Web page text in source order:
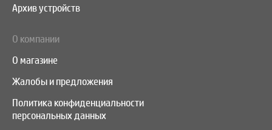
Архив устройств
О компании
О магазине
Жалобы и предложения
Политика конфиденциальности
персональных данных